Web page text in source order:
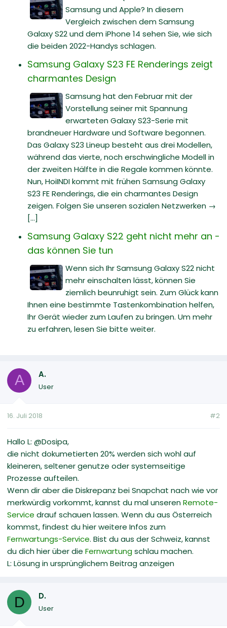
Samsung und Apple? In diesem
Vergleich zwischen dem Samsung
Galaxy S22 und dem iPhone 14 sehen Sie, wie sich
die beiden 2022-Handys schlagen.
Samsung Galaxy S23 FE Renderings zeigt
charmantes Design
Samsung hat den Februar mit der
Vorstellung seiner mit Spannung
erwarteten Galaxy S23-Serie mit
brandneuer Hardware und Software begonnen.
Das Galaxy S23 Lineup besteht aus drei Modellen,
während das vierte, noch erschwingliche Modell in
der zweiten Hälfte in die Regale kommen könnte.
Nun, HoiINDI kommt mit frühen Samsung Galaxy
S23 FE Renderings, die ein charmantes Design
zeigen. Folgen Sie unseren sozialen Netzwerken →
[...]
Samsung Galaxy S22 geht nicht mehr an -
das können Sie tun
Wenn sich Ihr Samsung Galaxy S22 nicht
mehr einschalten lässt, können Sie
ziemlich beunruhigt sein. Zum Glück kann
Ihnen eine bestimmte Tastenkombination helfen,
Ihr Gerät wieder zum Laufen zu bringen. Um mehr
zu erfahren, lesen Sie bitte weiter.
A A.
User
16. Juli 2018 #2
Hallo L: @Dosipa,
die nicht dokumetierten 20% werden sich wohl auf
kleineren, seltener genutze oder systemseitige
Prozesse aufteilen.
Wenn dir aber die Diskrepanz bei Snapchat nach wie vor
merkwürdig vorkommt, kannst du mal unserenRemote-
Service drauf schauen lassen. Wenn du aus Österreich
kommst, findest du hier weitere Infos zum
Fernwartungs-Service. Bist du aus der Schweiz, kannst
du dich hier über die Fernwartung schlau machen.
L: Lösung in ursprünglichem Beitrag anzeigen
D D.
User